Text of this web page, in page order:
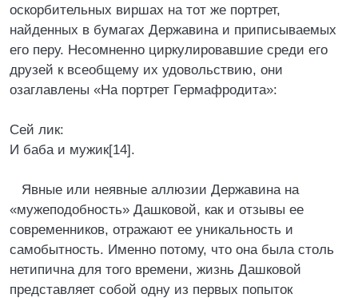
оскорбительных виршах на тот же портрет,
найденных в бумагах Державина и приписываемых
его перу. Несомненно циркулировавшие среди его
друзей к всеобщему их удовольствию, они
озаглавлены «На портрет Гермафродита»:
Сей лик:
И баба и мужик[14].
Явные или неявные аллюзии Державина на
«мужеподобность» Дашковой, как и отзывы ее
современников, отражают ее уникальность и
самобытность. Именно потому, что она была столь
нетипична для того времени, жизнь Дашковой
представляет собой одну из первых попыток